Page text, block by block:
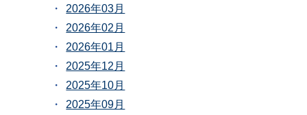
2026年03月
2026年02月
2026年01月
2025年12月
2025年10月
2025年09月